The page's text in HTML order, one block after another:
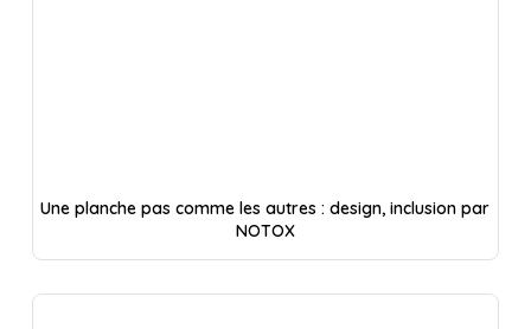
Une planche pas comme les autres : design, inclusion par
NOTOX